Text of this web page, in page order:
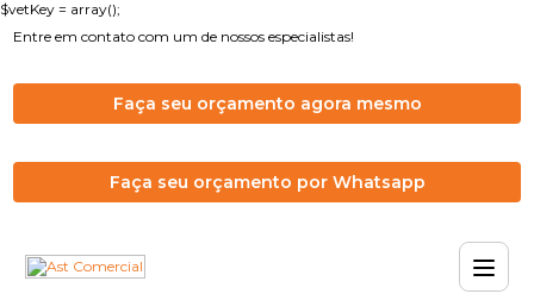
$vetKey = array();
Entre em contato com um de nossos especialistas!
Faça seu orçamento agora mesmo
Faça seu orçamento por Whatsapp